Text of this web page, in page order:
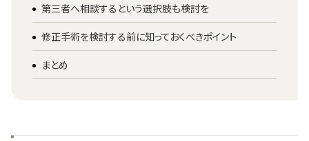
第三者へ相談するという選択肢も検討を
修正手術を検討する前に知っておくべきポイント
まとめ